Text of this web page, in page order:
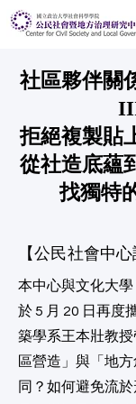
社區夥伴關
拒絕複製貼
從社造底蘊
找獨特
【公民社會中心
本中心與文化大學
於 5 月 20 日再度
築學系王本壯教
區營造」與「地
同？如何避免流